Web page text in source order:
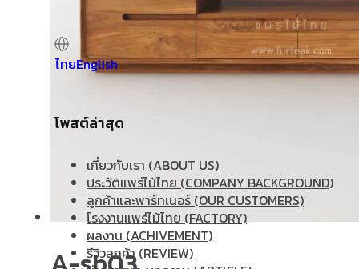
English
ไทย
โพสต์ล่าสุด
เกี่ยวกับเรา (ABOUT US)
ประวัติแพร่ไม้ไทย (COMPANY BACKGROUND)
ลูกค้าและพาร์ทเนอร์ (OUR CUSTOMERS)
โรงงานแพร่ไม้ไทย (FACTORY)
ผลงาน (ACHIVEMENT)
รีวิวลูกค้า (REVIEW)